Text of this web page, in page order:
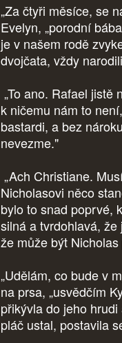
„Za čtyři měsíce, se
Evelyn, „porodní
je v našem rodě
dvojčata, vždy
„To ano. Rafael jistě
k ničemu nám to
bastardi, a bez
nevezme."
„Ach Christiane.
Nicholasovi něco
bylo to snad poprvé,
silná a tvrdohlavá,
že může být
„Udělám, co bude v
na prsa, „usvědčím
přikývla do jeho
pláč ustal, postavila